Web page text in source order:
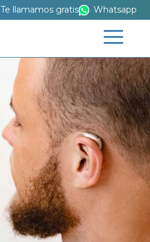
Te llamamos gratis Whatsapp